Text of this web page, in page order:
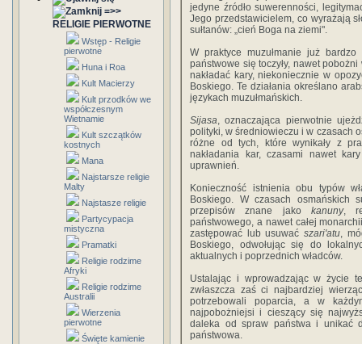
=>>
RELIGIE PIERWOTNE
Wstęp - Religie
pierwotne
Huna i Roa
Kult Macierzy
Kult przodków we
współczesnym
Wietnamie
Kult szczątków
kostnych
Mana
Najstarsze religie
Malty
Najstasze religie
Partycypacja
mistyczna
Pramatki
Religie rodzime
Afryki
Religie rodzime
Australii
Wierzenia
pierwotne
Święte kamienie
jedyne źródło suwerenności,
Jego przedstawicielem, co wyrażają
sułtanów: „cień Boga na ziemi".
W praktyce muzułmanie już
państwowe się toczyły, nawet
nakładać kary, niekoniecznie w
Boskiego. Te działania określano
językach muzułmańskich.
Sijasa, oznaczająca pierwotnie
polityki, w średniowieczu i w czasach
różne od tych, które wynikały z
nakładania kar, czasami nawet
uprawnień.
Konieczność istnienia obu typów
Boskiego. W czasach osmańskich
przepisów znane jako kanuny,
państwowego, a nawet całej
zastępować lub usuwaćszari'atu,
Boskiego, odwołując się do
aktualnych i poprzednich władców.
Ustalając i wprowadzając w życie
zwłaszcza zaś ci najbardziej
potrzebowali poparcia, a w
najpobożniejsi i cieszący się
daleka od spraw państwa i unikać
państwowa.